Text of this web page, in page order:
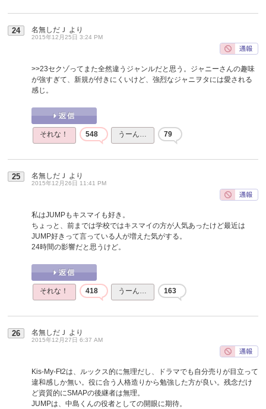
24 名無しだＪ より
2015年12月25日 3:24 PM
>>23セクゾってまた全然違うジャンルだと思う。ジャニーさんの趣味
が強すぎて、新規が付きにくいけど、強烈なジャニヲタには愛される
感じ。
それな！ 548 うーん… 79
25 名無しだＪ より
2015年12月26日 11:41 PM
私はJUMPもキスマイも好き。
ちょっと、前までは学校ではキスマイの方が人気あったけど最近は
JUMP好きって言っている人が増えた気がする。
24時間の影響だと思うけど。
それな！ 418 うーん… 163
26 名無しだＪ より
2015年12月27日 6:37 AM
Kis-My-Ft2は、ルックス的に無理だし、ドラマでも自分売りが目立って
違和感しか無い。役に合う人格造りから勉強した方が良い。残念だけ
ど資質的にSMAPの後継者は無理。
JUMPは、中島くんの役者としての開眼に期待。